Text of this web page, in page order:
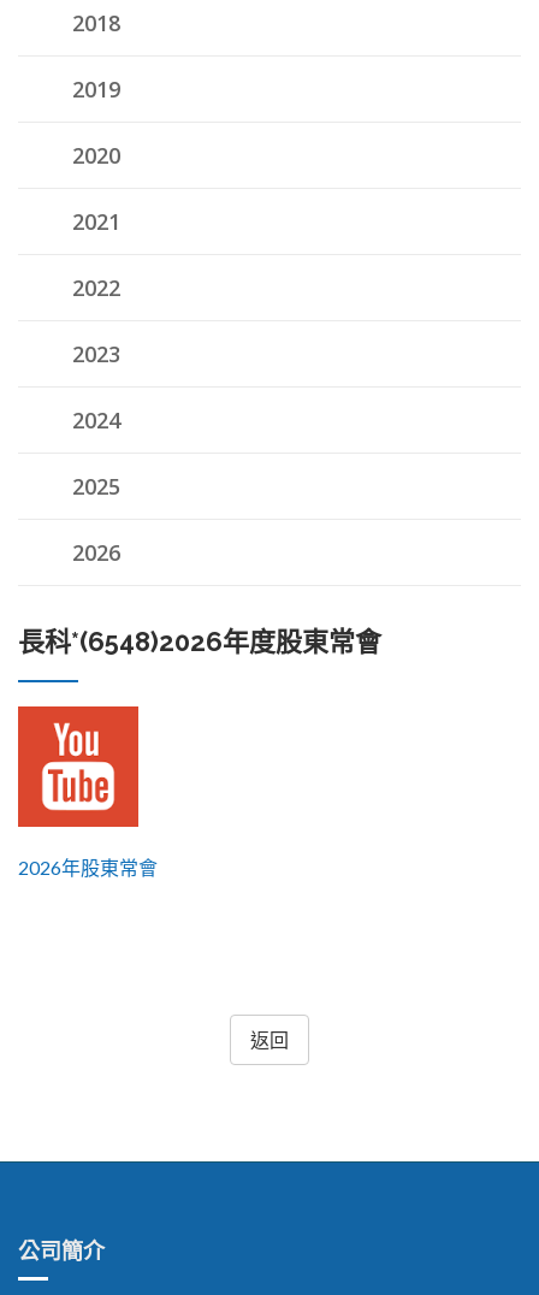
2018
2019
2020
2021
2022
2023
2024
2025
2026
長科*(6548)2026年度股東常會
2026年股東常會
返回
公司簡介